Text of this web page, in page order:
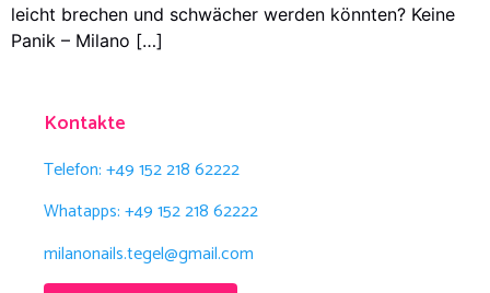
leicht brechen und schwächer werden könnten? Keine
Panik – Milano […]
Kontakte
Telefon: +49 152 218 62222
Whatapps: +49 152 218 62222
milanonails.tegel@gmail.com